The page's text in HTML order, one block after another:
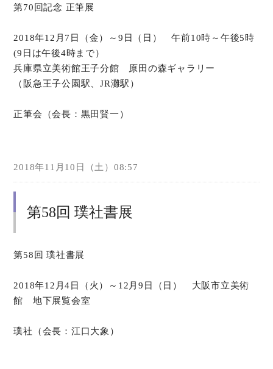
第70回記念 正筆展
2018年12月7日（金）～9日（日） 午前10時～午後5時
(9日は午後4時まで）
兵庫県立美術館王子分館 原田の森ギャラリー
（阪急王子公園駅、JR灘駅）
正筆会（会長：黒田賢一）
2018年11月10日（土）08:57
第58回 璞社書展
第58回 璞社書展
2018年12月4日（火）～12月9日（日） 大阪市立美術
館 地下展覧会室
璞社（会長：江口大象）